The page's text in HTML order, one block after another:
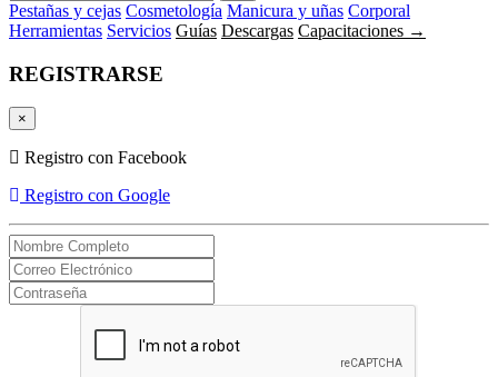
Pestañas y cejas Cosmetología Manicura y uñas Corporal
Herramientas Servicios Guías Descargas Capacitaciones →
REGISTRARSE
×
Registro con Facebook
Registro con Google